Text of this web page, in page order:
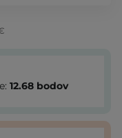
12.68 bodov